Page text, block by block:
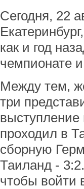
Сегодня, 22
как и год
чемпионате
Между тем,
три
выступление
проходил в
сборную
Таиланд -
чтобы войти